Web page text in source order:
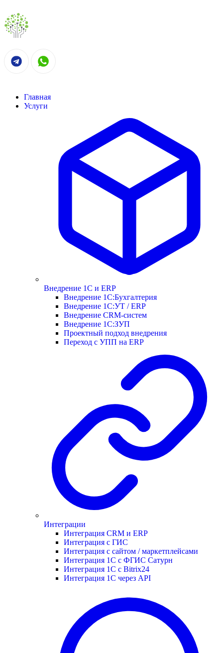
Главная
Услуги
Внедрение 1С и ERP
Внедрение 1С:Бухгалтерия
Внедрение 1С:УТ / ERP
Внедрение CRM-систем
Внедрение 1С:ЗУП
Проектный подход внедрения
Переход с УПП на ERP
Интеграции
Интеграция CRM и ERP
Интеграция с ГИС
Интеграция с сайтом / маркетплейсами
Интеграция 1С с ФГИС Сатурн
Интеграция 1С с Bitrix24
Интеграция 1С через API